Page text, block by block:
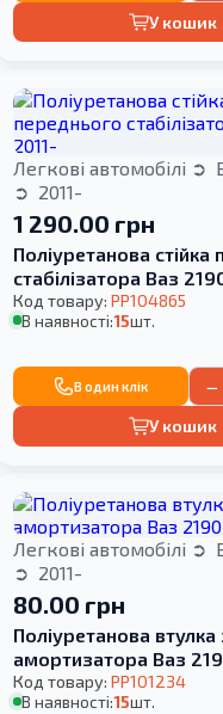
У кошик
Легкові автомобілі
2011-
1 290.00 грн
Поліуретанова стійка
стабілізатора Ваз
Код товару: PP104865
В наявності:15шт.
В один клік −
У кошик
Легкові автомобілі
2011-
80.00 грн
Поліуретанова
амортизатора Ваз
Код товару: PP101234
В наявності:15шт.